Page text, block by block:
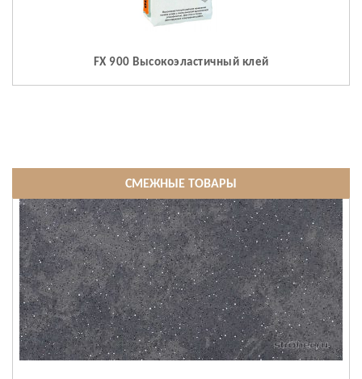
FX 900 Высокоэластичный клей
СМЕЖНЫЕ ТОВАРЫ